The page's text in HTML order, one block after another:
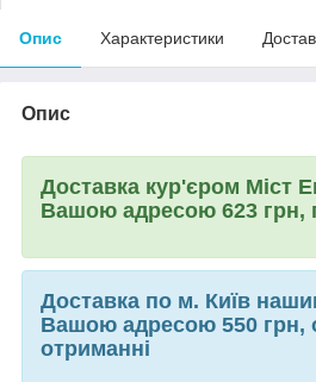
Опис Характеристики
Опис
Доставка кур'єром Міст
Вашою адресою 623 грн,
Доставка по м. Київ
Вашою адресою 550 грн,
отриманні